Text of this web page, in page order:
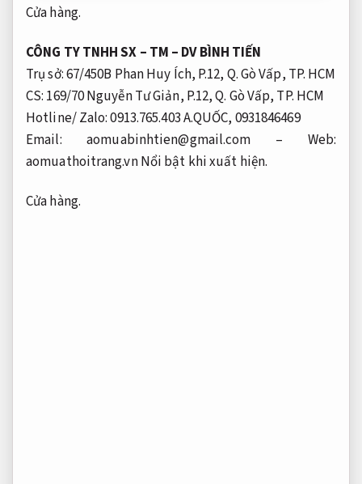
Cửa hàng.
CÔNG TY TNHH SX – TM – DV BÌNH TIẾN
Trụ sở: 67/450B Phan Huy Ích, P.12, Q. Gò Vấp, TP. HCM
CS: 169/70 Nguyễn Tư Giản, P.12, Q. Gò Vấp, TP. HCM
Hotline/ Zalo: 0913.765.403 A.QUỐC, 0931846469
Email:aomuabinhtien@gmail.com – Web:
aomuathoitrang.vnNổi bật khi xuất hiện.
Cửa hàng.